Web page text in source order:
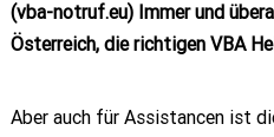
(vba-notruf.eu) Immer und
Österreich, die richtigen VBA
Aber auch für Assistancen ist